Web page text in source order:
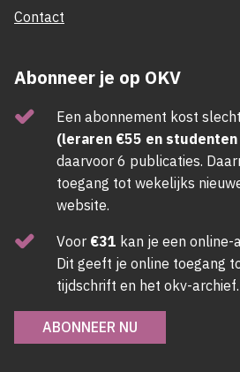
Contact
Abonneer je op OKV
Een abonnement kost
(leraren €55 en
daarvoor 6 publicaties.
toegang tot wekelijks
website.
Voor €31 kan je een online-
Dit geeft je online toegang
tijdschrift en het okv-archief.
ABONNEER NU